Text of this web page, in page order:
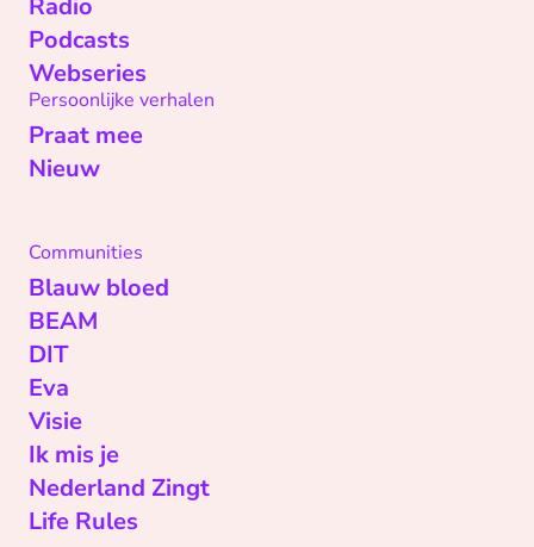
Radio
Podcasts
Webseries
Persoonlijke verhalen
Praat mee
Nieuw
Communities
Blauw bloed
BEAM
DIT
Eva
Visie
Ik mis je
Nederland Zingt
Life Rules